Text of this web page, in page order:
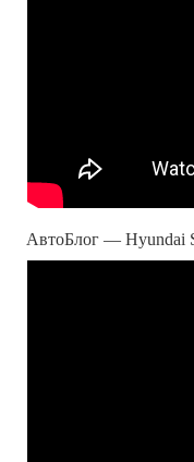
АвтоБлог — Hyundai